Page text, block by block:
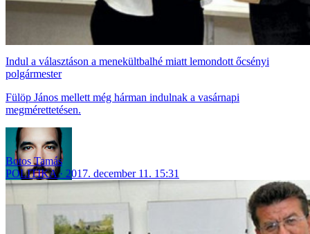
Indul a választáson a menekültbalhé miatt lemondott őcsényi
polgármester
Fülöp János mellett még hárman indulnak a vasárnapi
megmérettetésen.
Botos Tamás
POLITIKA
2017. december 11. 15:31